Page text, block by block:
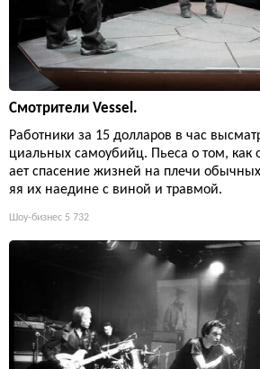
Смотрители Vessel.
Работники за 15 долларов в час
циальных самоубийц. Пьеса о том, как
ает спасение жизней на плечи обычных
яя их наедине с виной и травмой.
Шоу-бизнес 5 732